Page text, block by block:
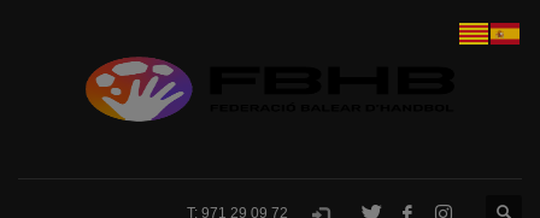
T: 971 29 09 72